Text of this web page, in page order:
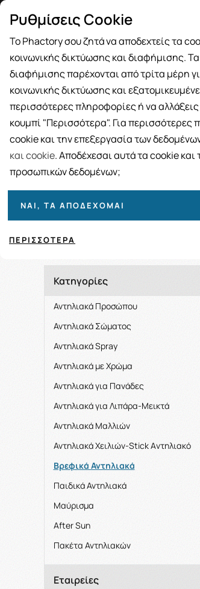
των 49€
BRANDS ΓΥΝΑΙΚΑ
Ταξινόμηση
Κατηγορίες
Αντηλιακά Προσώπου
Αντηλιακά Σώματος
Αντηλιακά Spray
Αντηλιακά με Χρώμα
Αντηλιακά για Πανάδες
Αντηλιακά για Λιπάρα-Μεικτά
Αντηλιακά Μαλλιών
Αντηλιακά Χειλιών-Stick Aντηλιακό
Βρεφικά Αντηλιακά
Παιδικά Αντηλιακά
Μαύρισμα
After Sun
Πακέτα Αντηλιακών
Εταιρείες
Ρυθμίσεις Cookie
Το Phactory σου ζητά να αποδεχτείς τα
κοινωνικής δικτύωσης και διαφήμισης.
διαφήμισης παρέχονται από τρίτα μέρη
κοινωνικής δικτύωσης και
περισσότερες πληροφορίες ή να
κουμπί "Περισσότερα". Για περισσότερες
cookie και την επεξεργασία των
και cookie. Αποδέχεσαι αυτά τα cookie
προσωπικών δεδομένων;
ΝΑΙ, ΤΑ ΑΠΟΔΈΧΟΜΑΙ
ΠΕΡΙΣΣΌΤΕΡΑ